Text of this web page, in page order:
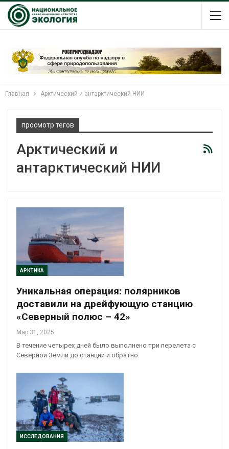
Главная Арктический и антарктический НИИ
просмотр тегов
Арктический и
антарктический НИИ
АРКТИКА
Уникальная операция: полярников
доставили на дрейфующую станцию
«Северный полюс – 42»
Мар 31, 2025
В течение четырех дней было выполнено три перелета с
Северной Земли до станции и обратно
ИССЛЕДОВАНИЯ